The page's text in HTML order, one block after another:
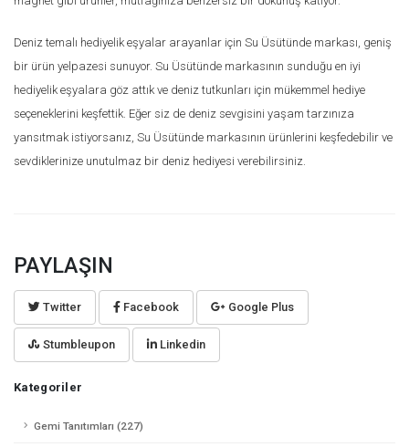
Deniz temalı hediyelik eşyalar arayanlar için Su Üsütünde markası, geniş
bir ürün yelpazesi sunuyor. Su Üsütünde markasının sunduğu en iyi
hediyelik eşyalara göz attık ve deniz tutkunları için mükemmel hediye
seçeneklerini keşfettik. Eğer siz de deniz sevgisini yaşam tarzınıza
yansıtmak istiyorsanız, Su Üsütünde markasının ürünlerini keşfedebilir ve
sevdiklerinize unutulmaz bir deniz hediyesi verebilirsiniz.
PAYLAŞIN
Twitter Facebook Google Plus
Stumbleupon Linkedin
Kategoriler
Gemi Tanıtımları (227)